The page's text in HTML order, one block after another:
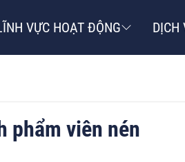
VỰC HOẠT ĐỘNG DỊCH
phẩm viên nén